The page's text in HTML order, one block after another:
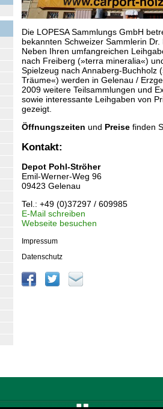
Die LOPESA Sammlungs GmbH
bekannten Schweizer Sammlerin Dr.
Neben Ihren umfangreichen
nach Freiberg (»terra mineralia«)
Spielzeug nach Annaberg-Buchholz
Träume«) werden in Gelenau /
2009 weitere Teilsammlungen und
sowie interessante Leihgaben von
gezeigt.
Öffnungszeiten und Preise finden
Kontakt:
Depot Pohl-Ströher
Emil-Werner-Weg 96
09423 Gelenau
Tel.: +49 (0)37297 / 609985
E-Mail schreiben
Webseite besuchen
Impressum
Datenschutz